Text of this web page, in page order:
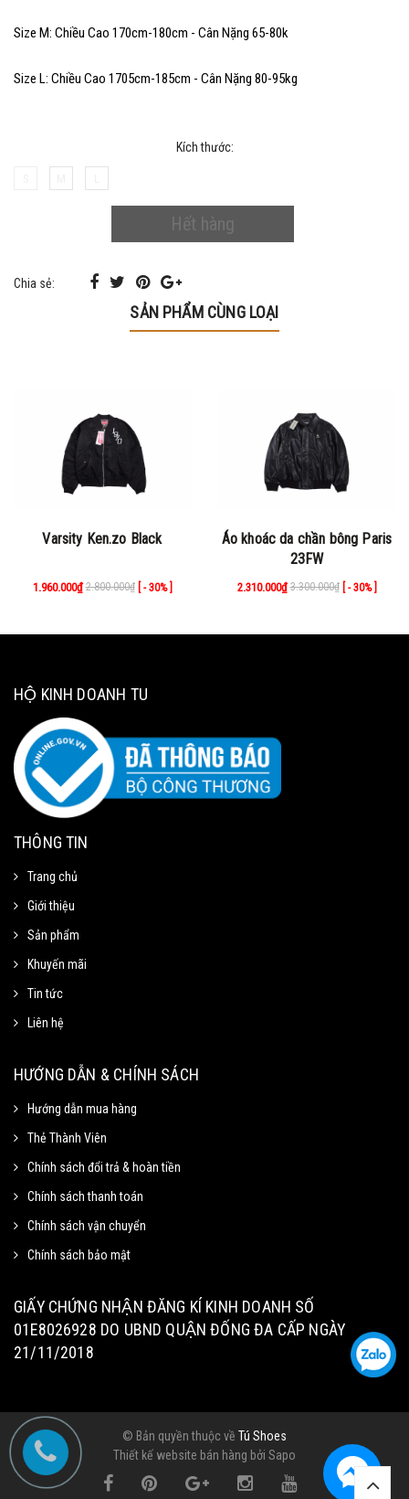
Size M: Chiều Cao 170cm-180cm - Cân Nặng 65-80k
Size L: Chiều Cao 1705cm-185cm - Cân Nặng 80-95kg
Kích thước:
Hết hàng
Chia sẻ:
SẢN PHẨM CÙNG LOẠI
Varsity Ken.zo Black
1.960.000₫ 2.800.000₫ [ - 30% ]
Áo khoác da chần bông Paris
23FW
2.310.000₫ 3.300.000₫ [ - 30% ]
HỘ KINH DOANH TU
THÔNG TIN
Trang chủ
Giới thiệu
Sản phẩm
Khuyến mãi
Tin tức
Liên hệ
HƯỚNG DẪN & CHÍNH SÁCH
Hướng dẫn mua hàng
Thẻ Thành Viên
Chính sách đổi trả & hoàn tiền
Chính sách thanh toán
Chính sách vận chuyển
Chính sách bảo mật
GIẤY CHỨNG NHẬN ĐĂNG KÍ KINH DOANH SỐ
01E8026928 DO UBND QUẬN ĐỐNG ĐA CẤP NGÀY
21/11/2018
© Bản quyền thuộc về Tú Shoes
Thiết kế website bán hàng bởi Sapo
Mã Giảm Giá
trang thanh toán.
250k.
Hạn sử dung: 31/09/2020
500k
Mã giảm 40% cho các sản phẩm
thuộc mặt hàng tiêu dùng
Hạn sử dung: 20/10/2020
Sao chép